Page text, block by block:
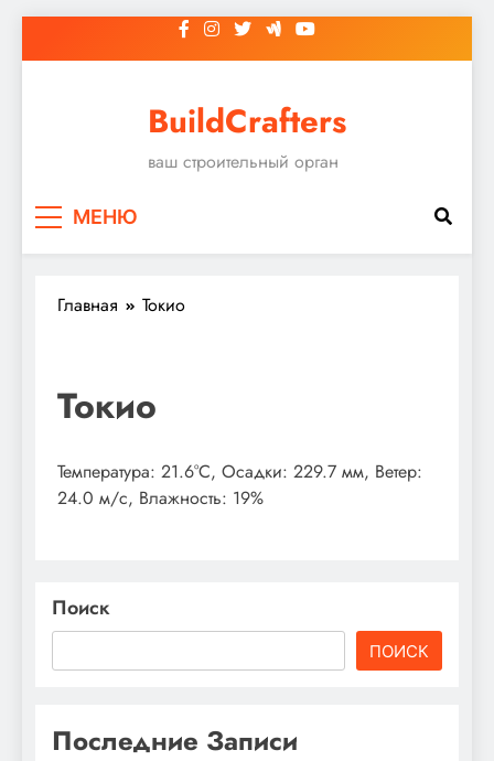
к
BuildCrafters
ваш строительный орган
МЕНЮ
Главная Токио
Токио
Температура: 21.6°C, Осадки: 229.7 мм, Ветер:
24.0 м/с, Влажность: 19%
Поиск
ПОИСК
Последние Записи